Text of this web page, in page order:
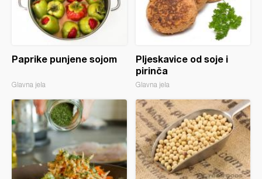
Paprike punjene sojom
Glavna jela
Pljeskavice od soje i
pirinča
Glavna jela